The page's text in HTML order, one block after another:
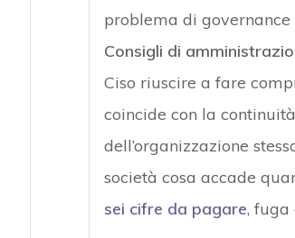
problema di governance
Consigli di
Ciso riuscire a fare
coincide con la
dell’organizzazione
società cosa accade
sei cifre da pagare, fuga